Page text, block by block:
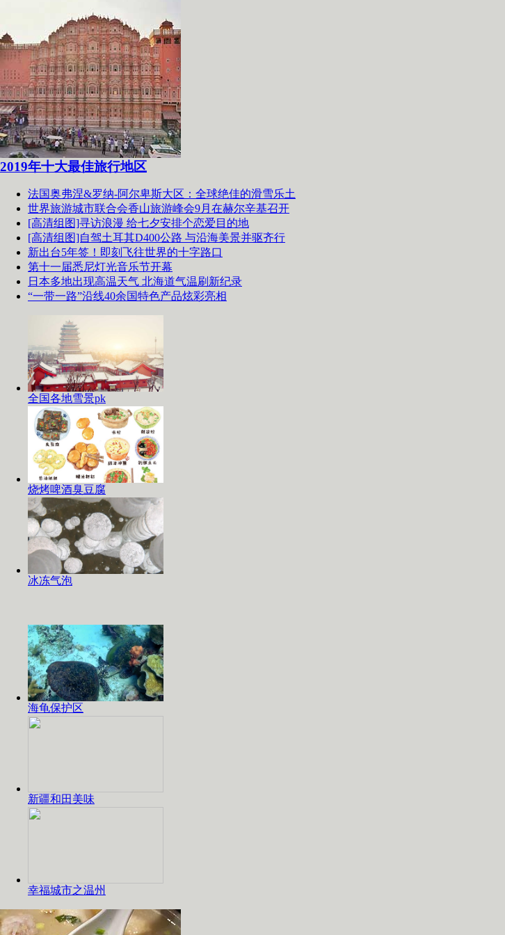
2019年十大最佳旅行地区
法国奥弗涅&罗纳-阿尔卑斯大区：全球绝佳的滑雪乐土
世界旅游城市联合会香山旅游峰会9月在赫尔辛基召开
[高清组图]寻访浪漫 给七夕安排个恋爱目的地
[高清组图]自驾土耳其D400公路 与沿海美景并驱齐行
新出台5年签！即刻飞往世界的十字路口
第十一届悉尼灯光音乐节开幕
日本多地出现高温天气 北海道气温刷新纪录
“一带一路”沿线40余国特色产品炫彩亮相
全国各地雪景pk
烧烤啤酒臭豆腐
冰冻气泡
海龟保护区
新疆和田美味
幸福城市之温州